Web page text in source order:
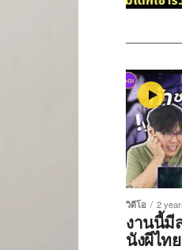
วิดีโอ 2
งานนี้มี
นังผีไท